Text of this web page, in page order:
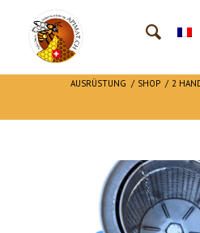
AUSRÜSTUNG / SHOP / 2